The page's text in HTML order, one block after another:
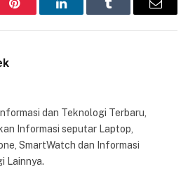
Pinterest LinkedInTumblr Email
dan Teknologi Terbaru,
Informasi seputar Laptop,
SmartWatch dan Informasi
Lainnya.